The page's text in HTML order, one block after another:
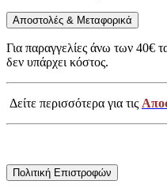
Αποστολές & Μεταφορικά
Για παραγγελίες άνω των 40€
δεν υπάρχει κόστος.
Δείτε περισσότερα για τις
Πολιτική Επιστροφών